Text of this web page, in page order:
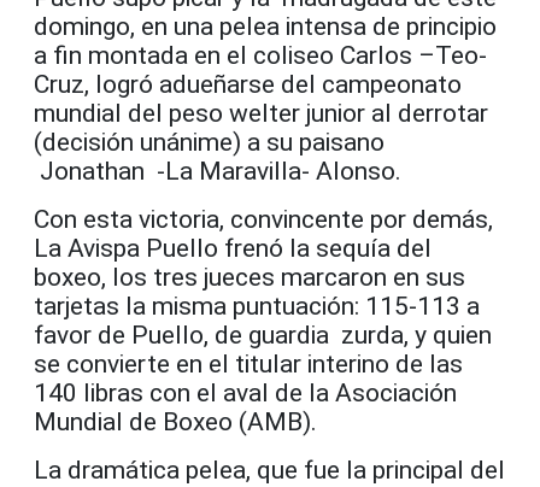
domingo, en una pelea intensa de principio
a fin montada en el coliseo Carlos –Teo-
Cruz, logró adueñarse del campeonato
mundial del peso welter junior al derrotar
(decisión unánime) a su paisano
Jonathan -La Maravilla- Alonso.
Con esta victoria, convincente por demás,
La Avispa Puello frenó la sequía del
boxeo, los tres jueces marcaron en sus
tarjetas la misma puntuación: 115-113 a
favor de Puello, de guardia zurda, y quien
se convierte en el titular interino de las
140 libras con el aval de la Asociación
Mundial de Boxeo (AMB).
La dramática pelea, que fue la principal del